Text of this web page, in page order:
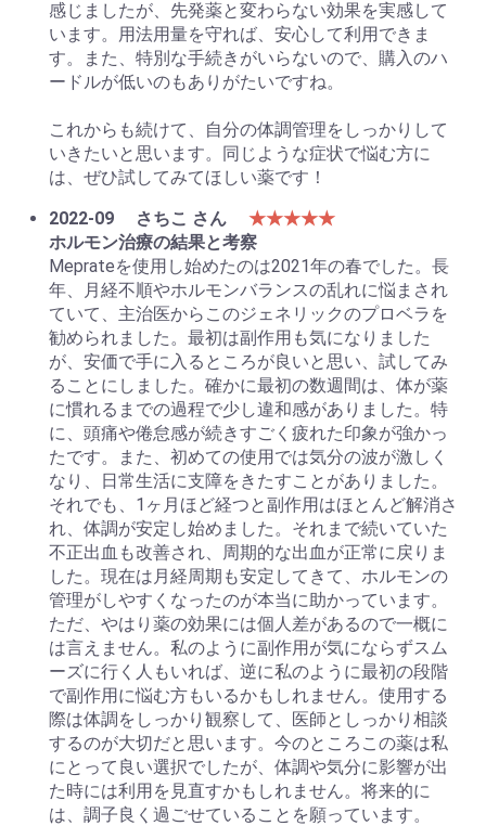
感じましたが、先発薬と変わらない効果を実感して
います。用法用量を守れば、安心して利用できま
す。また、特別な手続きがいらないので、購入のハ
ードルが低いのもありがたいですね。
これからも続けて、自分の体調管理をしっかりして
いきたいと思います。同じような症状で悩む方に
は、ぜひ試してみてほしい薬です！
2022-09
さちこ さん
★★★★★
ホルモン治療の結果と考察
Meprateを使用し始めたのは2021年の春でした。長
年、月経不順やホルモンバランスの乱れに悩まされ
ていて、主治医からこのジェネリックのプロベラを
勧められました。最初は副作用も気になりました
が、安価で手に入るところが良いと思い、試してみ
ることにしました。確かに最初の数週間は、体が薬
に慣れるまでの過程で少し違和感がありました。特
に、頭痛や倦怠感が続きすごく疲れた印象が強かっ
たです。また、初めての使用では気分の波が激しく
なり、日常生活に支障をきたすことがありました。
それでも、1ヶ月ほど経つと副作用はほとんど解消さ
れ、体調が安定し始めました。それまで続いていた
不正出血も改善され、周期的な出血が正常に戻りま
した。現在は月経周期も安定してきて、ホルモンの
管理がしやすくなったのが本当に助かっています。
ただ、やはり薬の効果には個人差があるので一概に
は言えません。私のように副作用が気にならずスム
ーズに行く人もいれば、逆に私のように最初の段階
で副作用に悩む方もいるかもしれません。使用する
際は体調をしっかり観察して、医師としっかり相談
するのが大切だと思います。今のところこの薬は私
にとって良い選択でしたが、体調や気分に影響が出
た時には利用を見直すかもしれません。将来的に
は、調子良く過ごせていることを願っています。